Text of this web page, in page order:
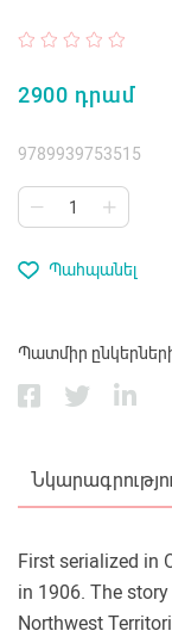
2900 դրամ
9789939753515
Պահպանել
Պատմիր
First serialized in
in 1906. The
Northwest